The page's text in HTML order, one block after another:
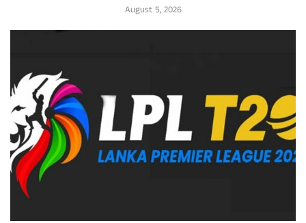
August 5, 2026